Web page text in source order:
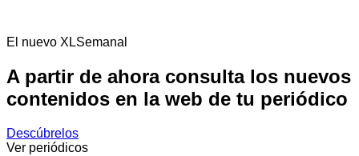
El nuevo XLSemanal
A partir de ahora consulta los nuevos
contenidos en la web de tu periódico
Descúbrelos
Ver periódicos